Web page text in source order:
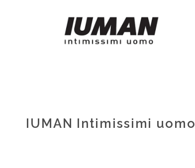
IUMAN Intimissimi uomo